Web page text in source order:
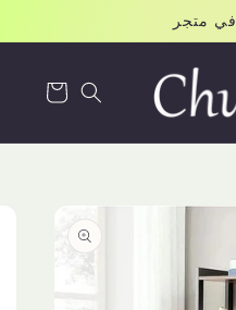
متجر
Cart